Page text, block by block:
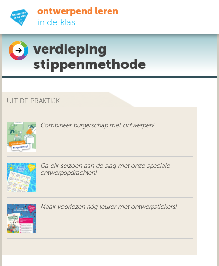
ontwerpend leren
in de klas
ready-to-go
do-it-yourself
uit de praktijk
over ons
verdieping
stippenmethode
UIT DE PRAKTIJK
Combineer burgerschap met ontwerpen!
Ga elk seizoen aan de slag met onze speciale
ontwerpopdrachten!
Maak voorlezen nóg leuker met ontwerpstickers!